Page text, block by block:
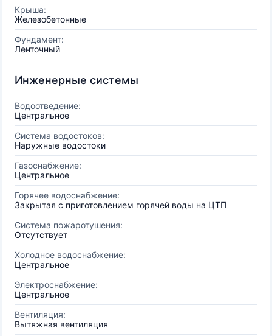
Крыша:
Железобетонные
Фундамент:
Ленточный
Инженерные системы
Водоотведение:
Центральное
Система водостоков:
Наружные водостоки
Газоснабжение:
Центральное
Горячее водоснабжение:
Закрытая с приготовлением горячей воды на ЦТП
Система пожаротушения:
Отсутствует
Холодное водоснабжение:
Центральное
Электроснабжение:
Центральное
Вентиляция:
Вытяжная вентиляция